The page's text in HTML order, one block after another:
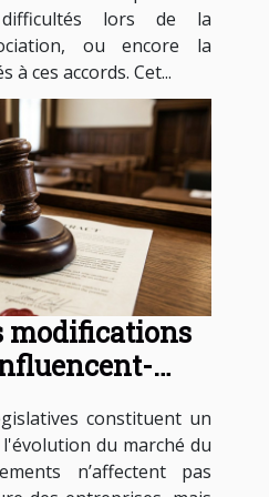
lors de la
ou encore la
à ces accords. Cet...
modifications
constituent un
du marché du
n’affectent pas